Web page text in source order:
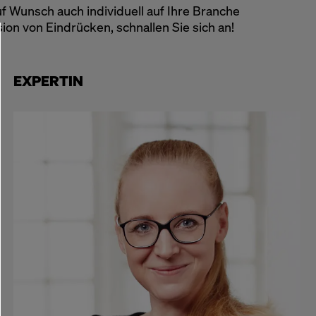
Wunsch auch individuell auf Ihre Branche
von Eindrücken, schnallen Sie sich an!
EXPERTIN